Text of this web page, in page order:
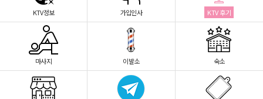
KTV정보 가입인사 KTV 후기
마사지 이발소 숙소